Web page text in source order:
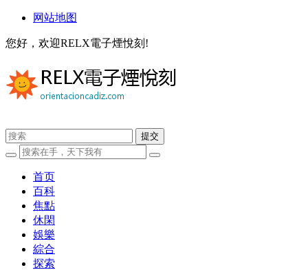
网站地图
您好，欢迎RELX電子煙悅刻!
首页
百科
焦點
休閑
娛樂
綜合
探索